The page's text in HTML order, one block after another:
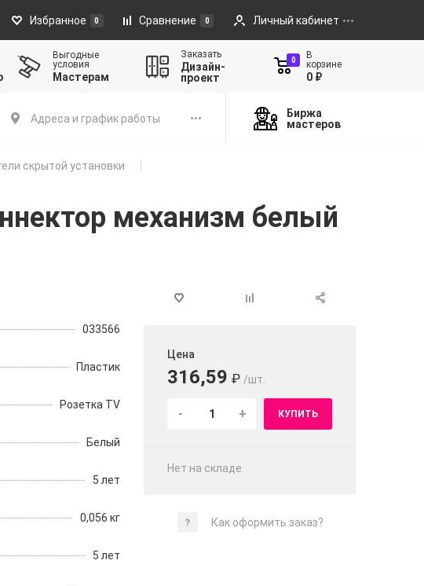
Избранное 0 Сравнение 0 Личный кабинет
Выгодные
условия
Мастерам
Заказать
Дизайн-
проект
0
В
корзине
0 ₽
Адреса и график работы
Биржа
мастеров
скрытой установки
механизм белый
033566
Пластик
Розетка TV
Белый
5 лет
0,056 кг
5 лет
Цена
316,59 ₽ /шт.
- + КУПИТЬ
Нет на складе
Как оформить заказ?